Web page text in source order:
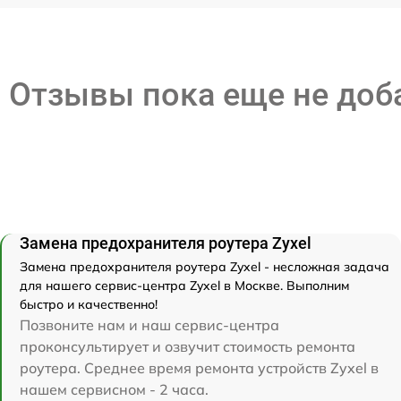
Отзывы пока еще не
Замена предохранителя роутера Zyxel
Замена предохранителя роутера Zyxel - несложная задача
для нашего сервис-центра Zyxel в Москве. Выполним
быстро и качественно!
Позвоните нам и наш сервис-центра
проконсультирует и озвучит стоимость ремонта
роутера. Среднее время ремонта устройств Zyxel в
нашем сервисном - 2 часа.